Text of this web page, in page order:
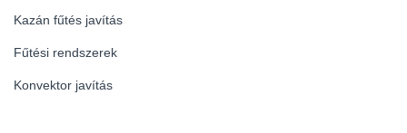
Kazán fűtés javítás
Fűtési rendszerek
Konvektor javítás